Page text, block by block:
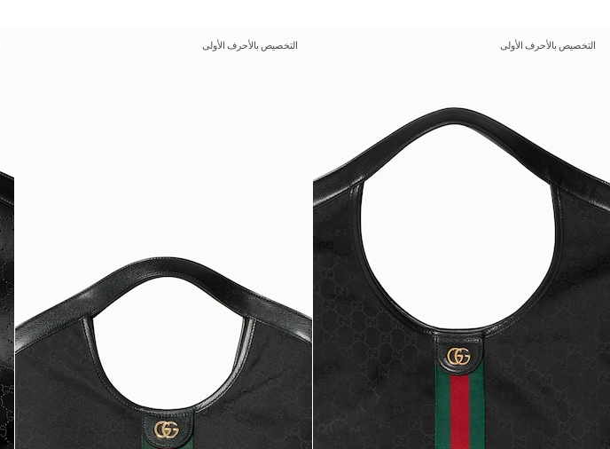
التخصيص بالأحرف الأولى التخصيص بالأحرف الأولى